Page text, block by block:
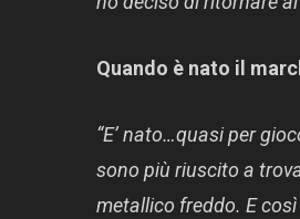
Quando è nato il
“E’ nato…quasi per
sono più riuscito a
metallico freddo. E